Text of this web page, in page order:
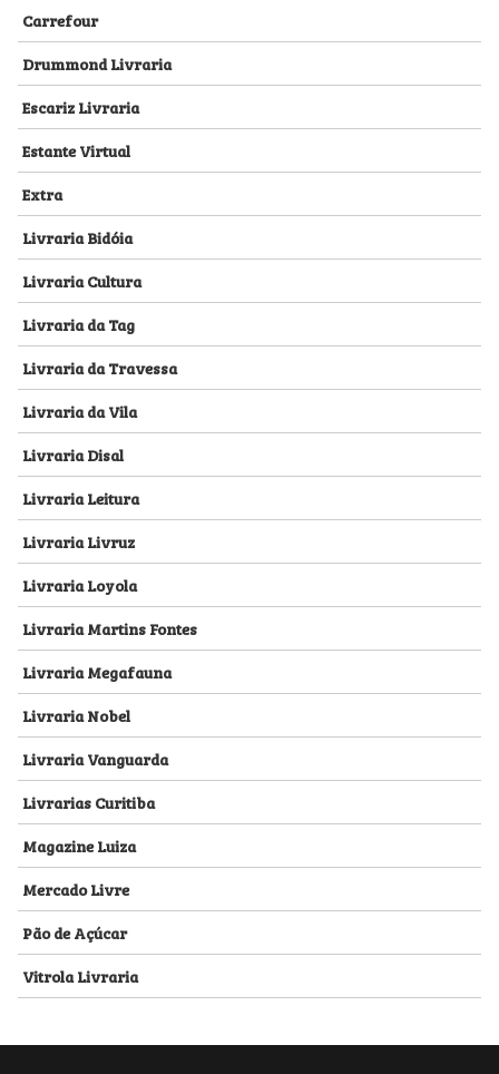
Carrefour
Drummond Livraria
Escariz Livraria
Estante Virtual
Extra
Livraria Bidóia
Livraria Cultura
Livraria da Tag
Livraria da Travessa
Livraria da Vila
Livraria Disal
Livraria Leitura
Livraria Livruz
Livraria Loyola
Livraria Martins Fontes
Livraria Megafauna
Livraria Nobel
Livraria Vanguarda
Livrarias Curitiba
Magazine Luiza
Mercado Livre
Pão de Açúcar
Vitrola Livraria